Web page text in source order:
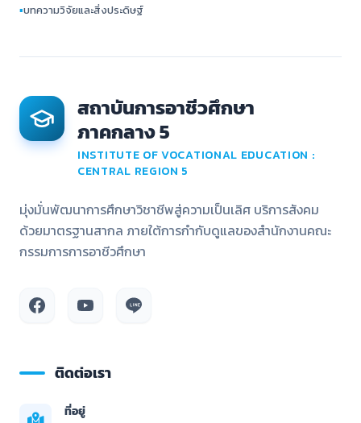
▪บทความวิจัยและสิ่งประดิษฐ์
สถาบันการอาชีวศึกษา
ภาคกลาง 5
INSTITUTE OF VOCATIONAL EDUCATION :
CENTRAL REGION 5
มุ่งมั่นพัฒนาการศึกษาวิชาชีพสู่ความเป็นเลิศ บริการสังคม
ด้วยมาตรฐานสากล ภายใต้การกำกับดูแลของสำนักงานคณะ
กรรมการการอาชีวศึกษา
ติดต่อเรา
ที่อยู่